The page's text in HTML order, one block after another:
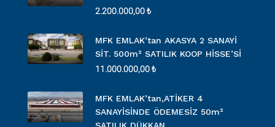
2.200.000,00 ₺
MFK EMLAK’tan AKASYA 2 SANAYİ
SİT. 500m² SATILIK KOOP HİSSE’Sİ
11.000.000,00 ₺
MFK EMLAK’tan,ATİKER 4
SANAYİSİNDE ÖDEMESİZ 50m²
SATILIK DÜKKAN